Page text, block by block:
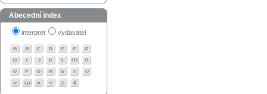
Abecední index
interpret vydavatel